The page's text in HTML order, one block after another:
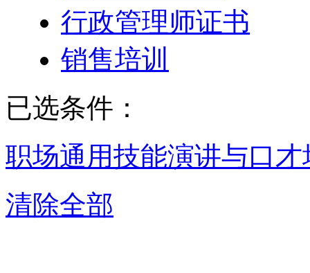
行政管理师证书
销售培训
已选条件：
职场通用技能演讲与口才
清除全部